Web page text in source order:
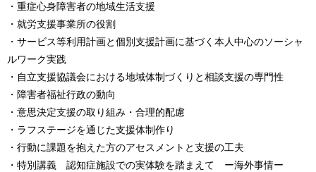
・重症心身障害者の地域生活支援
・就労支援事業所の役割
・サービス等利用計画と個別支援計画に基づく本人中心のソーシャ
ルワーク実践
・自立支援協議会における地域体制づくりと相談支援の専門性
・障害者福祉行政の動向
・意思決定支援の取り組み・合理的配慮
・ラフステージを通じた支援体制作り
・行動に課題を抱えた方のアセスメントと支援の工夫
・特別講義 認知症施設での実体験を踏まえて ー海外事情ー